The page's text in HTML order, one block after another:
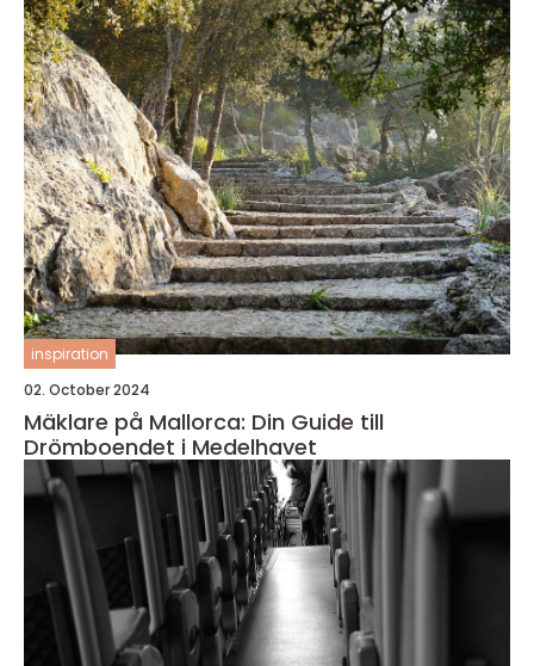
inspiration
02. October 2024
Mäklare på Mallorca: Din Guide till
Drömboendet i Medelhavet